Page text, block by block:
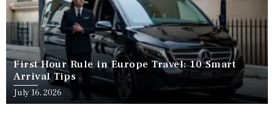
First Hour Rule in Europe Travel: 10 Smart
Arrival Tips
July 16, 2026